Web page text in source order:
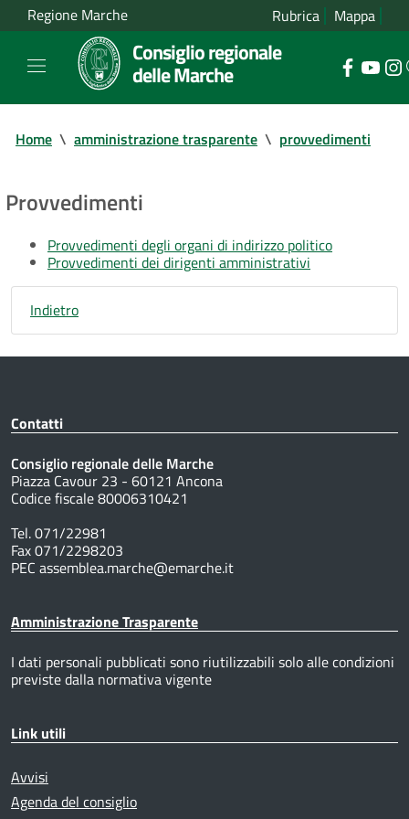
Regione Marche Rubrica Mappa
Consiglio regionale
delle Marche
Home \ amministrazione trasparente \ provvedimenti
Provvedimenti
Provvedimenti degli organi di indirizzo politico
Provvedimenti dei dirigenti amministrativi
Indietro
Contatti
Consiglio regionale delle Marche
Piazza Cavour 23 - 60121 Ancona
Codice fiscale 80006310421
Tel. 071/22981
Fax 071/2298203
PEC assemblea.marche@emarche.it
Amministrazione Trasparente
I dati personali pubblicati sono riutilizzabili solo alle condizioni
previste dalla normativa vigente
Link utili
Avvisi
Agenda del consiglio